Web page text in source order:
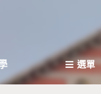
選單